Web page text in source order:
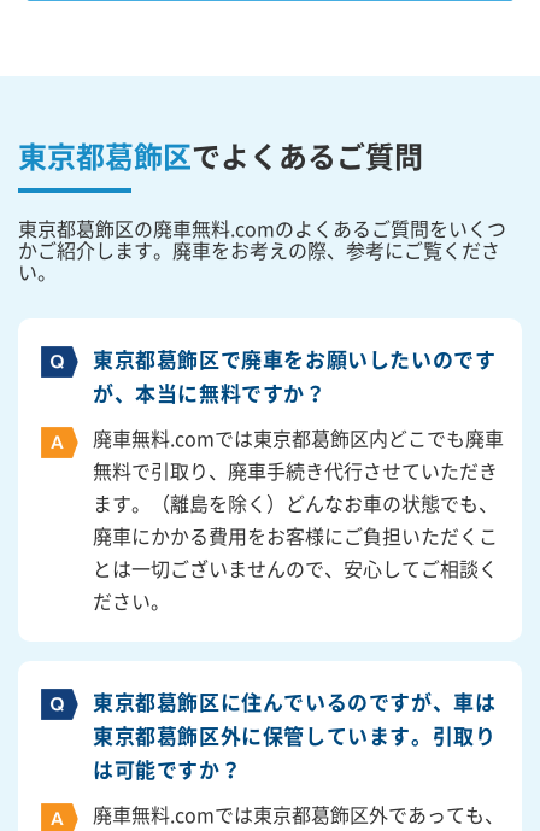
東京都葛飾区でよくあるご質問
東京都葛飾区の廃車無料.comのよくあるご質問をいくつ
かご紹介します。廃車をお考えの際、参考にご覧くださ
い。
東京都葛飾区で廃車をお願いしたいのです
が、本当に無料ですか？
廃車無料.comでは東京都葛飾区内どこでも廃車
無料で引取り、廃車手続き代行させていただき
ます。（離島を除く）どんなお車の状態でも、
廃車にかかる費用をお客様にご負担いただくこ
とは一切ございませんので、安心してご相談く
ださい。
東京都葛飾区に住んでいるのですが、車は
東京都葛飾区外に保管しています。引取り
は可能ですか？
廃車無料.comでは東京都葛飾区外であっても、